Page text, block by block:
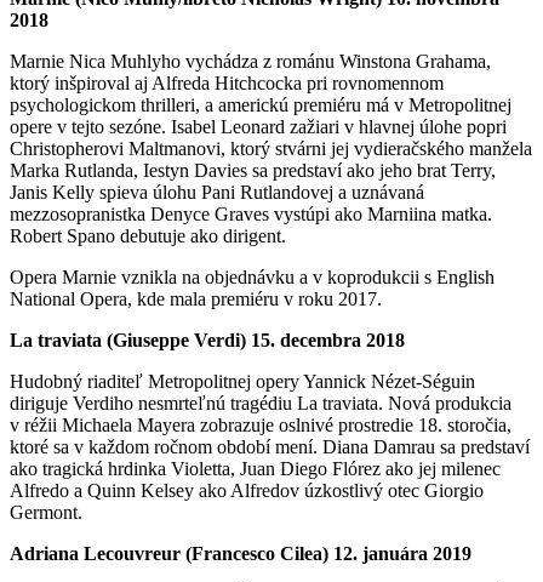
2018
Marnie Nica Muhlyho vychádza z románu Winstona Grahama,
ktorý inšpiroval aj Alfreda Hitchcocka pri rovnomennom
psychologickom thrilleri, a americkú premiéru má v Metropolitnej
opere v tejto sezóne. Isabel Leonard zažiari v hlavnej úlohe popri
Christopherovi Maltmanovi, ktorý stvárni jej vydieračského manžela
Marka Rutlanda, Iestyn Davies sa predstaví ako jeho brat Terry,
Janis Kelly spieva úlohu Pani Rutlandovej a uznávaná
mezzosopranistka Denyce Graves vystúpi ako Marniina matka.
Robert Spano debutuje ako dirigent.
Opera Marnie vznikla na objednávku a v koprodukcii s English
National Opera, kde mala premiéru v roku 2017.
La traviata (Giuseppe Verdi) 15. decembra 2018
Hudobný riaditeľ Metropolitnej opery Yannick Nézet-Séguin
diriguje Verdiho nesmrteľnú tragédiu La traviata. Nová produkcia
v réžii Michaela Mayera zobrazuje oslnivé prostredie 18. storočia,
ktoré sa v každom ročnom období mení. Diana Damrau sa predstaví
ako tragická hrdinka Violetta, Juan Diego Flórez ako jej milenec
Alfredo a Quinn Kelsey ako Alfredov úzkostlivý otec Giorgio
Germont.
Adriana Lecouvreur (Francesco Cilea) 12. januára 2019